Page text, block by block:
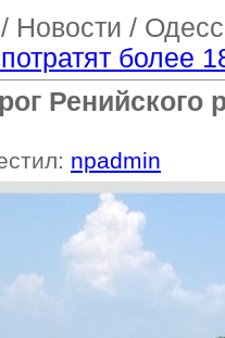
Новости /
более
Ренийского
npadmin